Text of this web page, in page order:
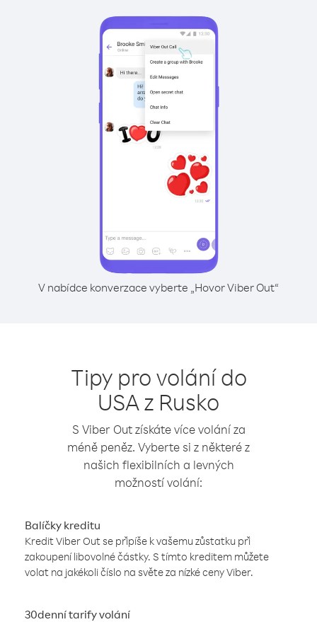
V nabídce konverzace vyberte „Hovor Viber Out“
Tipy pro volání do
USA z Rusko
S Viber Out získáte více volání za
méně peněz. Vyberte si z některé z
našich flexibilních a levných
možností volání:
Balíčky kreditu
Kredit Viber Out se připíše k vašemu zůstatku při
zakoupení libovolné částky. S tímto kreditem můžete
volat na jakékoli číslo na světe za nízké ceny Viber.
30denní tarify volání